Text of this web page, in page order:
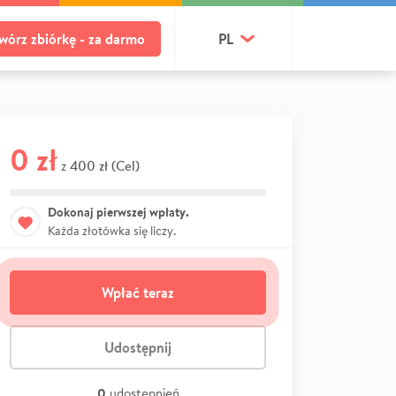
zbiórkę - za darmo PL
0 zł z 400 zł (Cel)
Dokonaj pierwszej wpłaty.
Każda złotówka się liczy.
Wpłać teraz
Udostępnij